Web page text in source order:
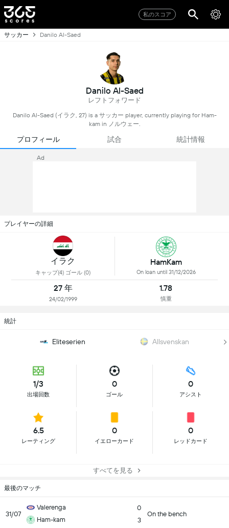
私のスコア
サッカー Danilo Al-Saed
Danilo Al-Saed
レフトフォワード
Danilo Al-Saed (イラク, 27) is a サッカー player, currently playing for Ham-
kam in ノルウェー.
プロフィール 試合 統計情報
Ad
プレイヤーの詳細
イラク
キャップ(4) ゴール (0)
HamKam
On loan until 31/12/2026
27 年
24/02/1999
1.78
慎重
統計
Eliteserien Allsvenskan
1/3
出場回数
0
ゴール
0
アシスト
6.5
レーティング
0
イエローカード
0
レッドカード
すべてを見る
最後のマッチ
31/07
Valerenga
Ham-kam
0
3
On the bench